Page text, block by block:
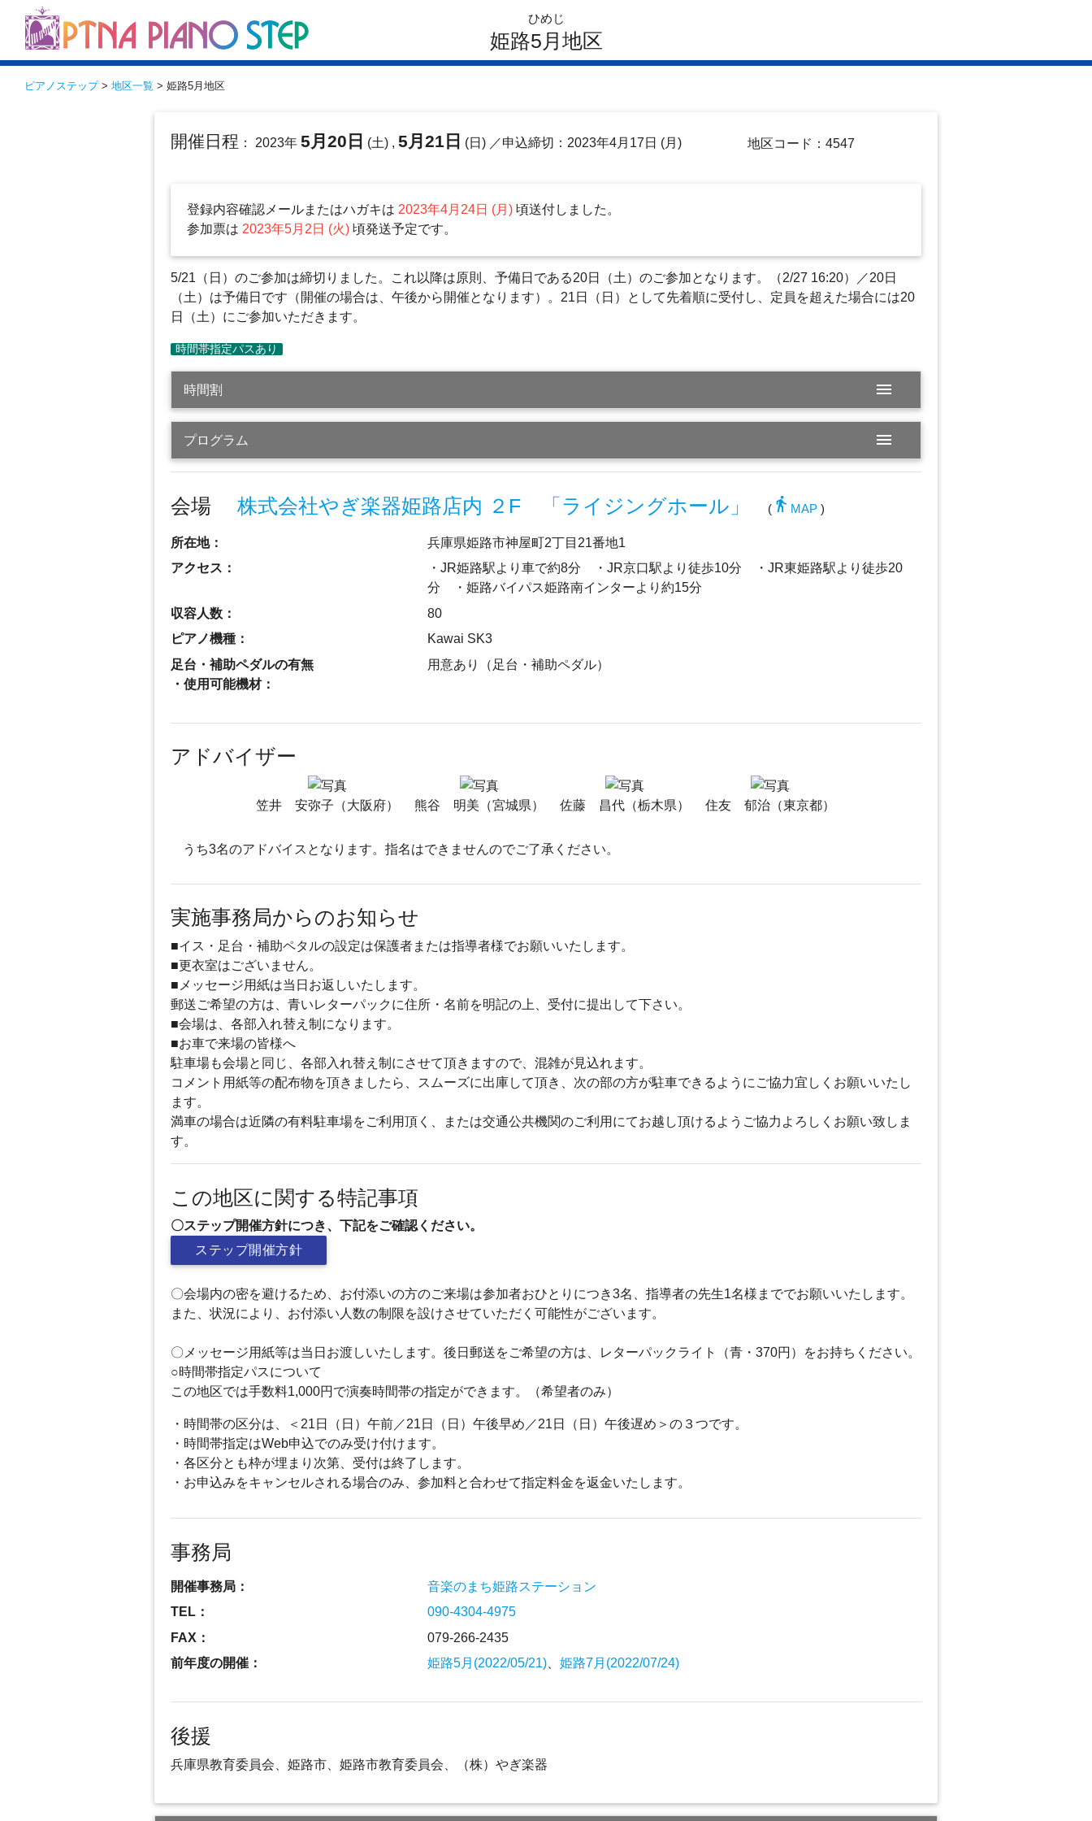
ひめじ
姫路5月地区
ピアノステップ> 地区一覧 > 姫路5月地区
開催日程 ： 2023年5月20日 (土) ,5月21日 (日) ／申込締切：2023年4月17日 (月) 地区コード：4547
登録内容確認メールまたはハガキは 2023年4月24日 (月)頃送付しました。
参加票は 2023年5月2日 (火)頃発送予定です。
5/21（日）のご参加は締切りました。これ以降は原則、予備日である20日（土）のご参加となります。（2/27 16:20）／20日
（土）は予備日です（開催の場合は、午後から開催となります）。21日（日）として先着順に受付し、定員を超えた場合には20
日（土）にご参加いただきます。
時間割 menu
プログラム menu
会場株式会社やぎ楽器姫路店内 ２F 「ライジングホール」 ( directions_walk MAP )
所在地：
兵庫県姫路市神屋町2丁目21番地1
アクセス：
・JR姫路駅より車で約8分 ・JR京口駅より徒歩10分 ・JR東姫路駅より徒歩20
分 ・姫路バイパス姫路南インターより約15分
収容人数：
80
ピアノ機種：
Kawai SK3
足台・補助ペダルの有無
・使用可能機材：
用意あり（足台・補助ペダル）
アドバイザー
笠井 安弥子（大阪府） 熊谷 明美（宮城県） 佐藤 昌代（栃木県） 住友 郁治（東京都）
うち3名のアドバイスとなります。指名はできませんのでご了承ください。
実施事務局からのお知らせ
■イス・足台・補助ペタルの設定は保護者または指導者様でお願いいたします。
■更衣室はございません。
■メッセージ用紙は当日お返しいたします。
郵送ご希望の方は、青いレターパックに住所・名前を明記の上、受付に提出して下さい。
■会場は、各部入れ替え制になります。
■お車で来場の皆様へ
駐車場も会場と同じ、各部入れ替え制にさせて頂きますので、混雑が見込れます。
コメント用紙等の配布物を頂きましたら、スムーズに出庫して頂き、次の部の方が駐車できるようにご協力宜しくお願いいたし
ます。
満車の場合は近隣の有料駐車場をご利用頂く、または交通公共機関のご利用にてお越し頂けるようご協力よろしくお願い致しま
す。
この地区に関する特記事項
〇ステップ開催方針につき、下記をご確認ください。
ステップ開催方針
〇会場内の密を避けるため、お付添いの方のご来場は参加者おひとりにつき3名、指導者の先生1名様まででお願いいたします。
また、状況により、お付添い人数の制限を設けさせていただく可能性がございます。
〇メッセージ用紙等は当日お渡しいたします。後日郵送をご希望の方は、レターパックライト（青・370円）をお持ちください。
○時間帯指定パスについて
この地区では手数料1,000円で演奏時間帯の指定ができます。（希望者のみ）
・時間帯の区分は、＜21日（日）午前／21日（日）午後早め／21日（日）午後遅め＞の３つです。
・時間帯指定はWeb申込でのみ受け付けます。
・各区分とも枠が埋まり次第、受付は終了します。
・お申込みをキャンセルされる場合のみ、参加料と合わせて指定料金を返金いたします。
事務局
開催事務局：
音楽のまち姫路ステーション
TEL：
090-4304-4975
FAX：
079-266-2435
前年度の開催：
姫路5月(2022/05/21)、 姫路7月(2022/07/24)
後援
兵庫県教育委員会、姫路市、姫路市教育委員会、（株）やぎ楽器